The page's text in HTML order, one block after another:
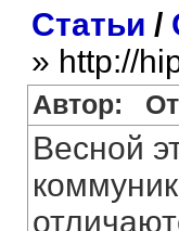
Статьи /
» http://
Автор:
Весной